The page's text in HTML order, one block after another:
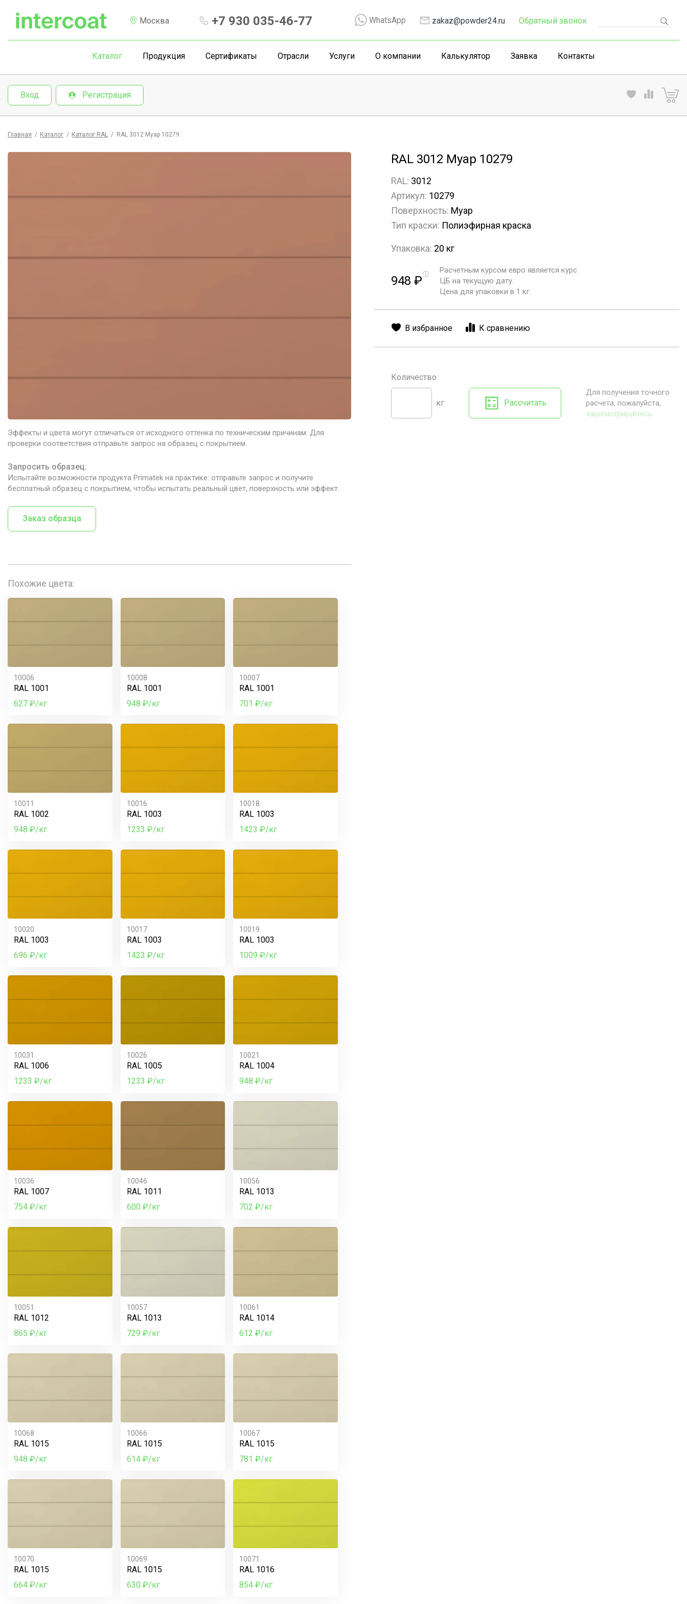
Москва +7 930 035-46-77 WhatsApp zakaz@powder24.ru Обратный звонок
Каталог Продукция Сертификаты Отрасли Услуги О компании Калькулятор Заявка Контакты
Вход Регистрация
Главная / Каталог / Каталог RAL / RAL 3012 Муар 10279
RAL 3012 Муар 10279
RAL: 3012
Артикул: 10279
Поверхность: Муар
Тип краски: Полиэфирная краска
Упаковка: 20 кг
948 ₽
Расчетным курсом евро является курс
ЦБ на текущую дату.
Цена для упаковки в 1 кг.
В избранное К сравнению
Количество:
кг Рассчитать
Для получения точного
расчета, пожалуйста,
зарегистрируйтесь
Эффекты и цвета могут отличаться от исходного оттенка по техническим причинам. Для
проверки соответствия отправьте запрос на образец с покрытием.
Запросить образец:
Испытайте возможности продукта Primatek на практике: отправьте запрос и получите
бесплатный образец с покрытием, чтобы испытать реальный цвет, поверхность или эффект.
Заказ образца
Похожие цвета:
10006
RAL 1001
627 ₽/кг
10008
RAL 1001
948 ₽/кг
10007
RAL 1001
701 ₽/кг
10011
RAL 1002
948 ₽/кг
10016
RAL 1003
1233 ₽/кг
10018
RAL 1003
1423 ₽/кг
10020
RAL 1003
696 ₽/кг
10017
RAL 1003
1423 ₽/кг
10019
RAL 1003
1009 ₽/кг
10031
RAL 1006
1233 ₽/кг
10026
RAL 1005
1233 ₽/кг
10021
RAL 1004
948 ₽/кг
10036
RAL 1007
754 ₽/кг
10046
RAL 1011
600 ₽/кг
10056
RAL 1013
702 ₽/кг
10051
RAL 1012
865 ₽/кг
10057
RAL 1013
729 ₽/кг
10061
RAL 1014
612 ₽/кг
10068
RAL 1015
948 ₽/кг
10066
RAL 1015
614 ₽/кг
10067
RAL 1015
781 ₽/кг
10070
RAL 1015
664 ₽/кг
10069
RAL 1015
630 ₽/кг
10071
RAL 1016
854 ₽/кг